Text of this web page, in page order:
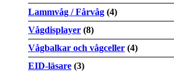
Lammvåg / Fårvåg (4)
Vågdisplayer (8)
Vågbalkar och vågceller (4)
EID-läsare (3)